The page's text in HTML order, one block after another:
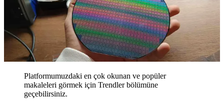
Platformumuzdaki en çok okunan ve popüler
makaleleri görmek için Trendler bölümüne
geçebilirsiniz.